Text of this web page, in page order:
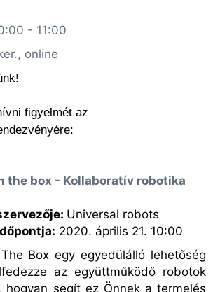
- 11:00
online
figyelmét az
the box - Kollaboratív robotika
Universal robots
2020. április 21. 10:00
Box egy egyedülálló lehetőség
az együttműködő robotok
hogyan segít ez Önnek a termelés